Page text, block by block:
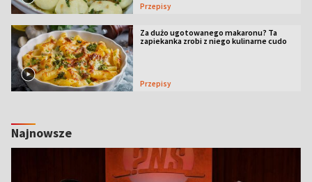
Przepisy
Za dużo ugotowanego makaronu? Ta
zapiekanka zrobi z niego kulinarne cudo
Przepisy
Najnowsze